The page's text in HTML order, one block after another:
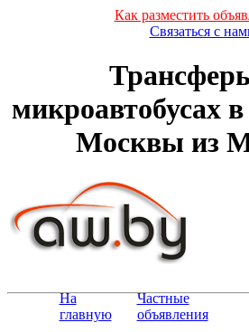
Как разместить
Связаться с
микроавтобусах
Москвы из
На
главную
Частные
объявления